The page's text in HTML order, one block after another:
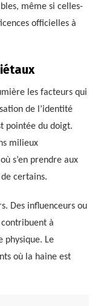
même si celles-
officielles à
les facteurs qui
de l’identité
pointée du doigt.
milieux
s’en prendre aux
certains.
Des influenceurs ou
à
physique. Le
où la haine est